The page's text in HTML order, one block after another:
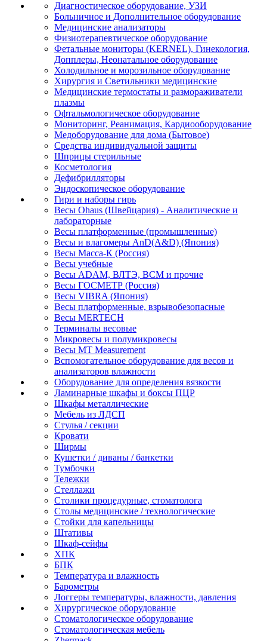
Диагностическое оборудование, УЗИ
Больничное и Дополнительное оборудование
Медицинские анализаторы
Физиотерапевтическое оборудование
Фетальные мониторы (KERNEL), Гинекология,
Допплеры, Неонатальное оборудование
Холодильное и морозильное оборудование
Хирургия и Светильники медицинские
Медицинские термостаты и размораживатели
плазмы
Офтальмологическое оборудование
Мониторинг, Реанимация, Кардиооборудование
Медоборудование для дома (Бытовое)
Средства индивидуальной защиты
Шприцы стерильные
Косметология
Дефибрилляторы
Эндоскопическое оборудование
Гири и наборы гирь
Весы Ohaus (Швейцария) - Аналитические и
лабораторные
Весы платформенные (промышленные)
Весы и влагомеры AnD(A&D) (Япония)
Весы Масса-К (Россия)
Весы учебные
Весы ADAM, ВЛТЭ, BCM и прочие
Весы ГОСМЕТР (Россия)
Весы VIBRA (Япония)
Весы платформенные, взрывобезопасные
Весы MERTECH
Терминалы весовые
Микровесы и полумикровесы
Весы MT Measurement
Вспомогательное оборудование для весов и
анализаторов влажности
Оборудование для определения вязкости
Ламинарные шкафы и боксы ПЦР
Шкафы металлические
Мебель из ЛДСП
Стулья / секции
Кровати
Ширмы
Кушетки / диваны / банкетки
Тумбочки
Тележки
Стеллажи
Столики процедурные, стоматолога
Столы медицинские / технологические
Стойки для капельницы
Штативы
Шкаф-сейфы
ХПК
БПК
Температура и влажность
Барометры
Логгеры температуры, влажности, давления
Хирургическое оборудование
Стоматологическое оборудование
Стоматологическая мебель